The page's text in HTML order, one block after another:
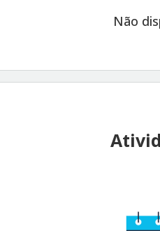
Não